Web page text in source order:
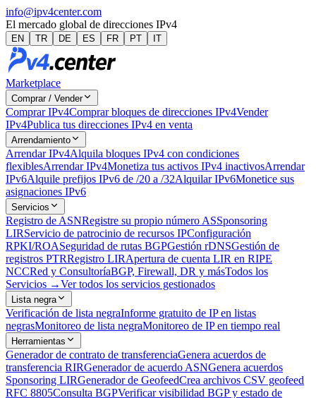
info@ipv4center.com
El mercado global de direcciones IPv4
EN TR DE ES FR PT IT
Marketplace
Comprar / Vender
Comprar IPv4Comprar bloques de direcciones IPv4Vender
IPv4Publica tus direcciones IPv4 en venta
Arrendamiento
Arrendar IPv4Alquila bloques IPv4 con condiciones
flexiblesArrendar IPv4Monetiza tus activos IPv4 inactivosArrendar
IPv6Alquile prefijos IPv6 de /20 a /32Alquilar IPv6Monetice sus
asignaciones IPv6
Servicios
Registro de ASNRegistre su propio número ASSponsoring
LIRServicio de patrocinio de recursos IPConfiguración
RPKI/ROASeguridad de rutas BGPGestión rDNSGestión de
registros PTRRegistro LIRApertura de cuenta LIR en RIPE
NCCRed y ConsultoríaBGP, Firewall, DR y másTodos los
Servicios →Ver todos los servicios gestionados
Lista negra
Verificación de lista negraInforme gratuito de IP en listas
negrasMonitoreo de lista negraMonitoreo de IP en tiempo real
Herramientas
Generador de contrato de transferenciaGenera acuerdos de
transferencia RIRGenerador de acuerdo ASNGenera acuerdos
Sponsoring LIRGenerador de GeofeedCrea archivos CSV geofeed
RFC 8805Consulta BGPVerificar visibilidad BGP y estado de